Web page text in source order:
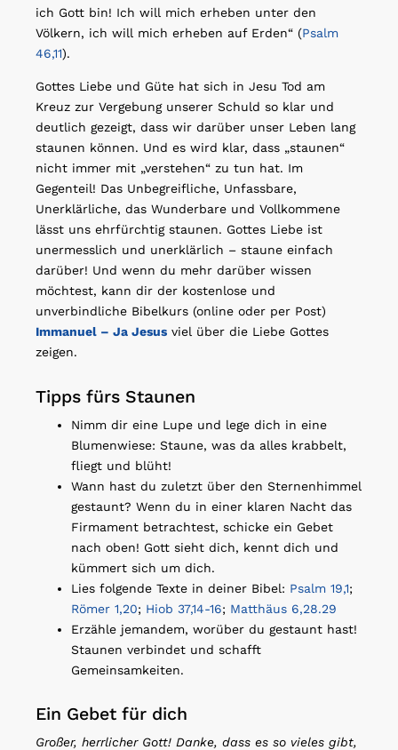
ich Gott bin! Ich will mich erheben unter den
Völkern, ich will mich erheben auf Erden“ (Psalm
46,11).
Gottes Liebe und Güte hat sich in Jesu Tod am
Kreuz zur Vergebung unserer Schuld so klar und
deutlich gezeigt, dass wir darüber unser Leben lang
staunen können. Und es wird klar, dass „staunen“
nicht immer mit „verstehen“ zu tun hat. Im
Gegenteil! Das Unbegreifliche, Unfassbare,
Unerklärliche, das Wunderbare und Vollkommene
lässt uns ehrfürchtig staunen. Gottes Liebe ist
unermesslich und unerklärlich – staune einfach
darüber! Und wenn du mehr darüber wissen
möchtest, kann dir der kostenlose und
unverbindliche Bibelkurs (online oder per Post)
Immanuel – Ja Jesus viel über die Liebe Gottes
zeigen.
Tipps fürs Staunen
Nimm dir eine Lupe und lege dich in eine
Blumenwiese: Staune, was da alles krabbelt,
fliegt und blüht!
Wann hast du zuletzt über den Sternenhimmel
gestaunt? Wenn du in einer klaren Nacht das
Firmament betrachtest, schicke ein Gebet
nach oben! Gott sieht dich, kennt dich und
kümmert sich um dich.
Lies folgende Texte in deiner Bibel: Psalm 19,1;
Römer 1,20; Hiob 37,14-16; Matthäus 6,28.29
Erzähle jemandem, worüber du gestaunt hast!
Staunen verbindet und schafft
Gemeinsamkeiten.
Ein Gebet für dich
Großer, herrlicher Gott! Danke, dass es so vieles gibt,